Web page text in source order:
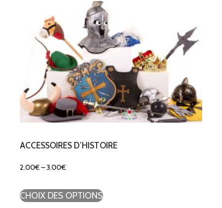
ACCESSOIRES D’HISTOIRE
2.00€–3.00€
CHOIX DES OPTIONS